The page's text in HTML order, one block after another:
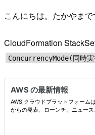
こんにちは。たかやまで
CloudFormation
ConcurrencyMode(同時